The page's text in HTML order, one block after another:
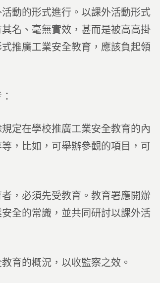
動的形式進行。以課外活動形式
名、毫無實效，甚而是被高高掛
推廣工業安全教育，應該負起領
定在學校推廣工業安全教育的內
，比如，可舉辦參觀的項目，可
，必須先受教育。教育署應開辦
全的常識，並共同研討以課外活
育的概況，以收監察之效。